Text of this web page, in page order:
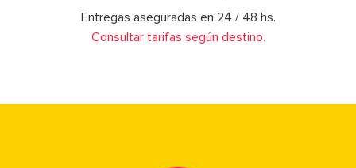
Entregas aseguradas en 24 / 48 hs.
Consultar tarifas según destino.